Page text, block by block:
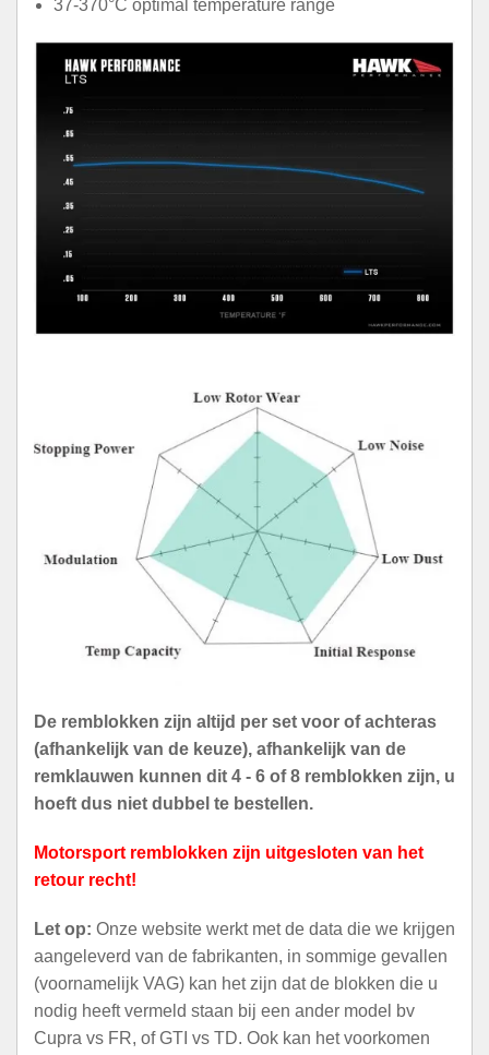
37-370°C optimal temperature range
De remblokken zijn altijd per set voor of achteras
(afhankelijk van de keuze), afhankelijk van de
remklauwen kunnen dit 4 - 6 of 8 remblokken zijn, u
hoeft dus niet dubbel te bestellen.
Motorsport remblokken zijn uitgesloten van het
retour recht!
Let op: Onze website werkt met de data die we krijgen
aangeleverd van de fabrikanten, in sommige gevallen
(voornamelijk VAG) kan het zijn dat de blokken die u
nodig heeft vermeld staan bij een ander model bv
Cupra vs FR, of GTI vs TD. Ook kan het voorkomen